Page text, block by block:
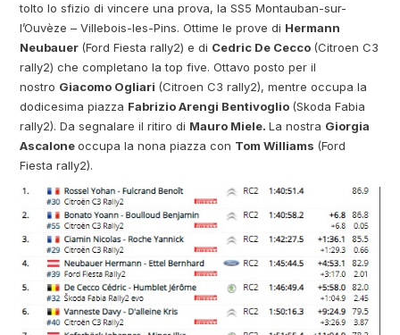
tolto lo sfizio di vincere una prova, la SS5 Montauban-sur-
l’Ouvèze – Villebois-les-Pins. Ottime le prove di Hermann
Neubauer (Ford Fiesta rally2) e di Cedric De Cecco (Citroen C3
rally2) che completano la top five. Ottavo posto per il
nostro Giacomo Ogliari (Citroen C3 rally2), mentre occupa la
dodicesima piazza Fabrizio Arengi Bentivoglio (Skoda Fabia
rally2). Da segnalare il ritiro di Mauro Miele.La nostra Giorgia
Ascaloneoccupa la nona piazza con Tom Williams (Ford
Fiesta rally2).